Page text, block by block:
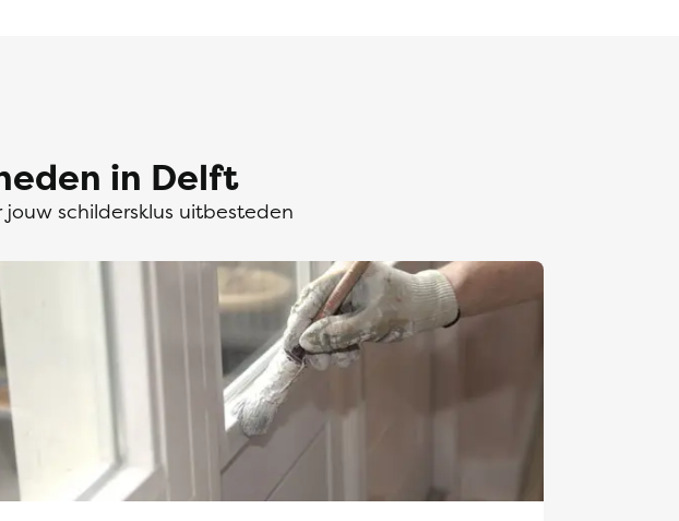
in Delft
schildersklus uitbesteden